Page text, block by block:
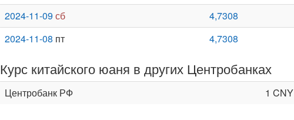
2024-11-09сб 4,7308
2024-11-08 пт 4,7308
Курс китайского юаня в других Центробанках
Центробанк РФ 1 CNY